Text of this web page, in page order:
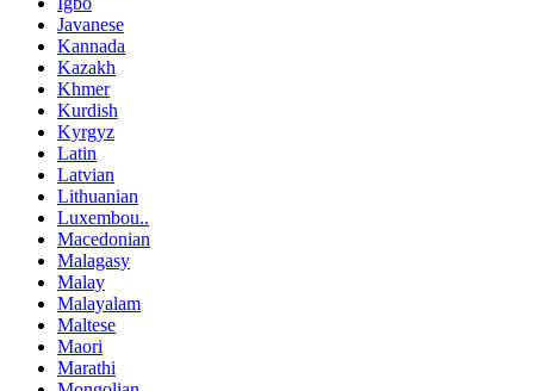
Javanese
Kannada
Kazakh
Khmer
Kurdish
Kyrgyz
Latin
Latvian
Lithuanian
Luxembou..
Macedonian
Malagasy
Malay
Malayalam
Maltese
Maori
Marathi